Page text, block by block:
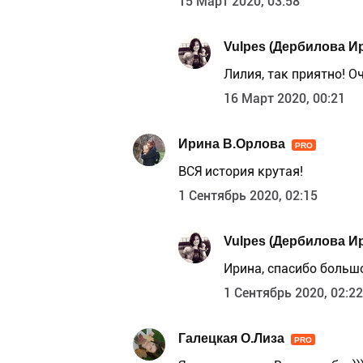
Vulpes (Дербилова
Лилия, так приятно!
16 Март 2020, 00:21
Ирина В.Орлова PRO
ВСЯ история крутая!
1 Сентябрь 2020, 02:15
Vulpes (Дербилова
Ирина, спасибо
1 Сентябрь 2020, 02:22
Галецкая О.Лиза PRO